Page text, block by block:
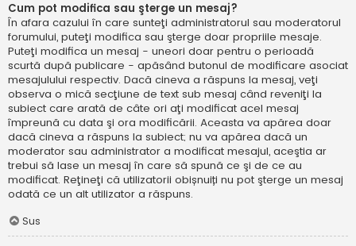
Cum pot modifica sau şterge un mesaj?
În afara cazului în care sunteţi administratorul sau moderatorul
forumului, puteţi modifica sau şterge doar propriile mesaje.
Puteţi modifica un mesaj - uneori doar pentru o perioadă
scurtă după publicare - apăsând butonul de modificare asociat
mesajulului respectiv. Dacă cineva a răspuns la mesaj, veţi
observa o mică secţiune de text sub mesaj când reveniţi la
subiect care arată de câte ori aţi modificat acel mesaj
împreună cu data şi ora modificării. Aceasta va apărea doar
dacă cineva a răspuns la subiect; nu va apărea dacă un
moderator sau administrator a modificat mesajul, aceştia ar
trebui să lase un mesaj în care să spună ce şi de ce au
modificat. Reţineţi că utilizatorii obișnuiți nu pot şterge un mesaj
odată ce un alt utilizator a răspuns.
Sus